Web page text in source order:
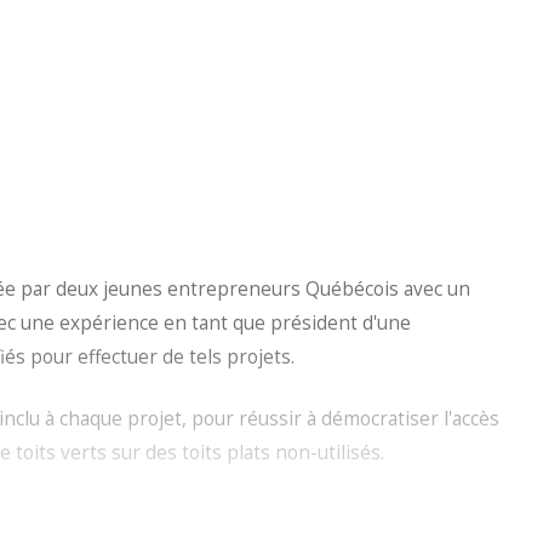
par deux jeunes entrepreneurs Québécois avec un
une expérience en tant que président d'une
pour effectuer de tels projets.
à chaque projet, pour réussir à démocratiser l'accès
toits verts sur des toits plats non-utilisés.
propriétaire de bâtiments et propriétaire